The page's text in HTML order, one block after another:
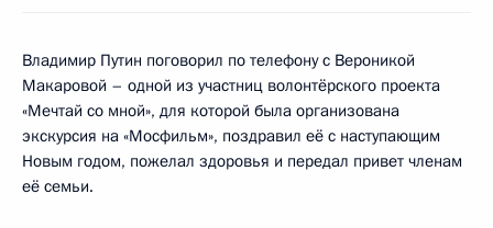
Владимир Путин поговорил по телефону с Вероникой
Макаровой – одной из участниц волонтёрского проекта
«Мечтай со мной», для которой была организована
экскурсия на «Мосфильм», поздравил её с наступающим
Новым годом, пожелал здоровья и передал привет членам
её семьи.